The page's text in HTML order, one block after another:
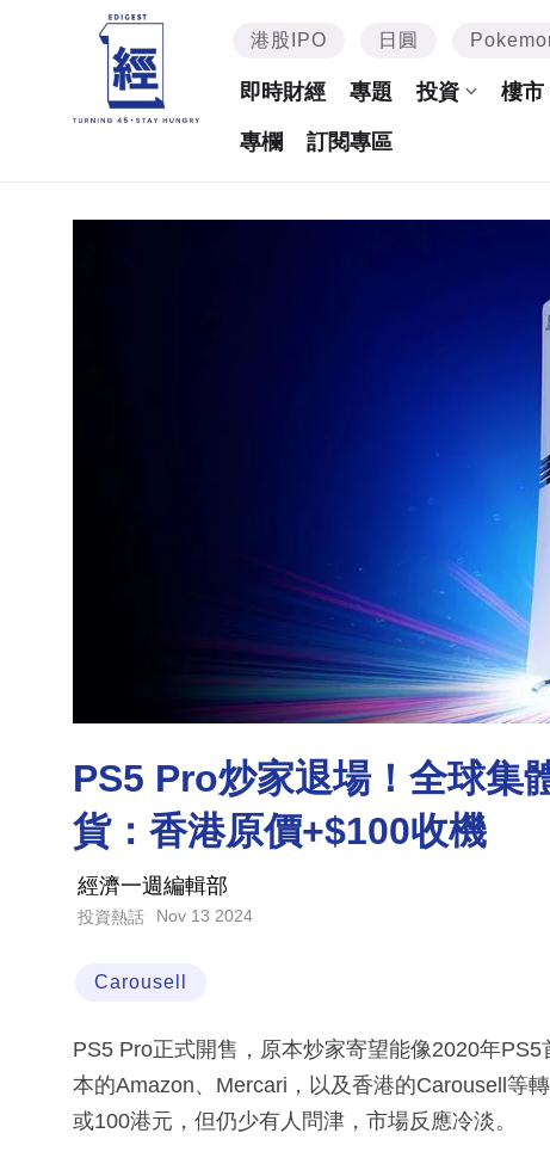
港股IPO 日圓
即時財經 專題 投資 樓市
專欄 訂閱專區
PS5 Pro炒家退場！全球集
貨：香港原價+$100收機
經濟一週編輯部
投資熱話 Nov 13 2024
Carousell
PS5 Pro正式開售，原本炒家寄望能像2020年
本的Amazon、Mercari，以及香港的Carousell等
或100港元，但仍少有人問津，市場反應冷淡。